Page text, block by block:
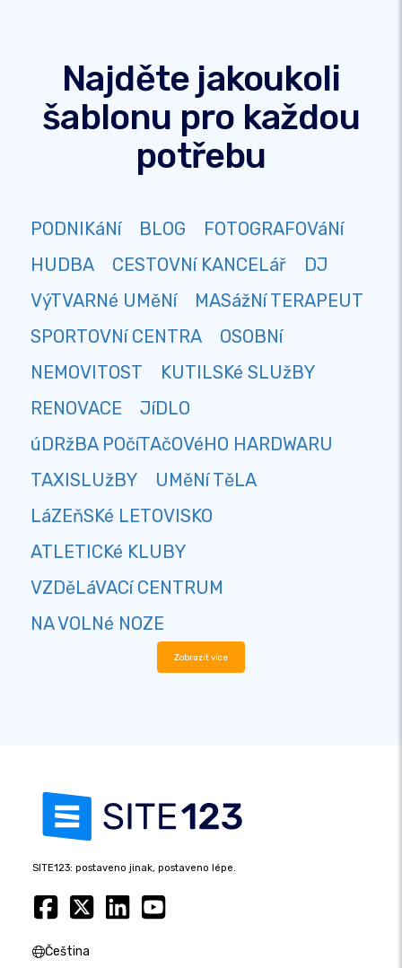
Najděte jakoukoli
šablonu pro každou
potřebu
PODNIKáNí BLOG
FOTOGRAFOVáNí
HUDBA
CESTOVNí KANCELář
DJ
VýTVARNé UMěNí
MASážNí TERAPEUT
SPORTOVNí CENTRA
OSOBNí
NEMOVITOST
KUTILSKé SLUžBY
RENOVACE
JíDLO
úDRžBA POčíTAčOVéHO HARDWARU
TAXISLUžBY
UMěNí TěLA
LáZEňSKé LETOVISKO
ATLETICKé KLUBY
VZDěLáVACí CENTRUM
NA VOLNé NOZE
Zobrazit více
SITE123: postaveno jinak, postaveno lépe.
Čeština